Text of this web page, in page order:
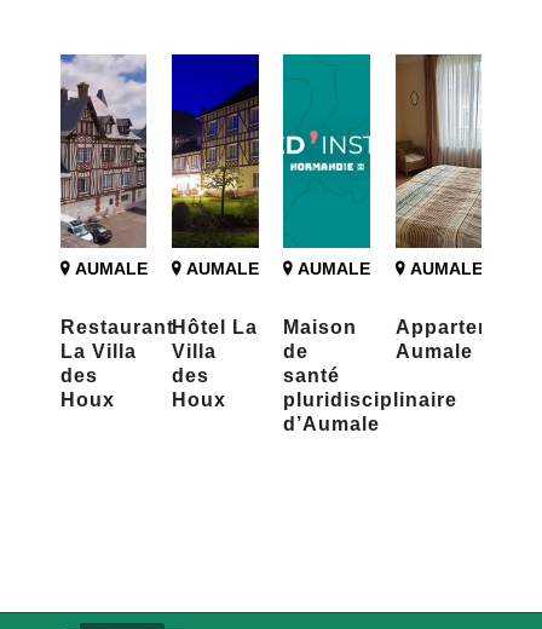
AUMALE
Restaurant
La Villa
des
Houx
AUMALE
Hôtel La
Villa
des
Houx
AUMALE
Maison
de
santé
pluridisciplinaire
d’Aumale
AUMALE
Appartement
Aumale